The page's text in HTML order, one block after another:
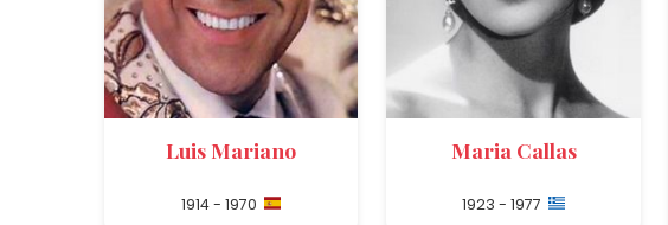
Luis Mariano
1914 - 1970
Maria Callas
1923 - 1977